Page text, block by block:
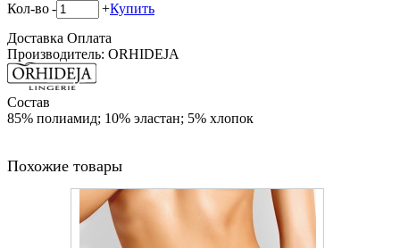
Кол-во- +Купить
Доставка Оплата
Производитель: ORHIDEJA
Состав
85% полиамид; 10% эластан; 5% хлопок
Похожие товары